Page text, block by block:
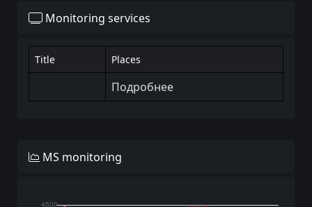
Monitoring services
Title Places
Подробнее
MS monitoring